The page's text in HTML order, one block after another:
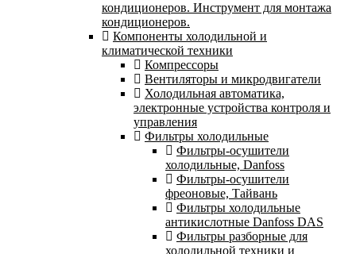
кондиционеров. Инструмент для монтажа
кондиционеров.
Компоненты холодильной и
климатической техники
Компрессоры
Вентиляторы и микродвигатели
Холодильная автоматика,
электронные устройства контроля и
управления
Фильтры холодильные
Фильтры-осушители
холодильные, Danfoss
Фильтры-осушители
фреоновые, Тайвань
Фильтры холодильные
антикислотные Danfoss DAS
Фильтры разборные для
холодильной техники и